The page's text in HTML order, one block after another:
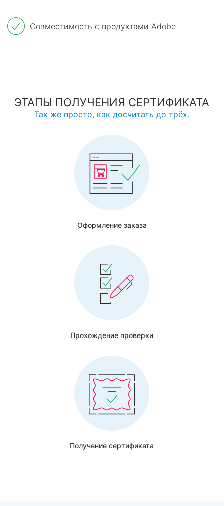
Совместимость с продуктами Adobe
ЭТАПЫ ПОЛУЧЕНИЯ СЕРТИФИКАТА
Так же просто, как досчитать до трёх.
Оформление заказа
Прохождение проверки
Получение сертификата